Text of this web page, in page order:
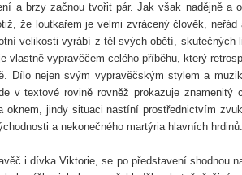
a brzy začnou tvořit pár. Jak však nadějně a
že loutkařem je velmi zvrácený člověk,
velikosti vyrábí z těl svých obětí, skutečných
vlastně vypravěčem celého příběhu, který
Dílo nejen svým vypravěčským stylem a
v textové rovině rovněž prokazuje
oknem, jindy situaci nastíní prostřednictvím
a nekonečného martýria hlavních hrdinů.
i dívka Viktorie, se po představení shodnou